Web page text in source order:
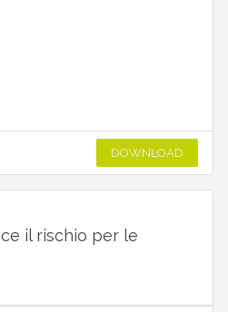
DOWNLOAD
il rischio per le